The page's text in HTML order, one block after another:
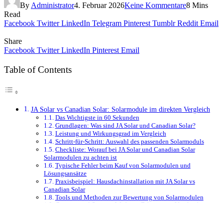
By Administrator4. Februar 2026Keine Kommentare8 Mins
Read
Facebook Twitter LinkedIn Telegram Pinterest Tumblr Reddit Email
Share
Facebook Twitter LinkedIn Pinterest Email
Table of Contents
JA Solar vs Canadian Solar: Solarmodule im direkten Vergleich
Das Wichtigste in 60 Sekunden
Grundlagen: Was sind JA Solar und Canadian Solar?
Leistung und Wirkungsgrad im Vergleich
Schritt-für-Schritt: Auswahl des passenden Solarmoduls
Checkliste: Worauf bei JA Solar und Canadian Solar
Solarmodulen zu achten ist
Typische Fehler beim Kauf von Solarmodulen und
Lösungsansätze
Praxisbeispiel: Hausdachinstallation mit JA Solar vs
Canadian Solar
Tools und Methoden zur Bewertung von Solarmodulen